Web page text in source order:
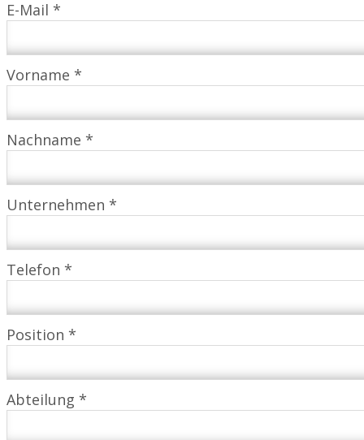
E-Mail *
Vorname *
Nachname *
Unternehmen *
Telefon *
Position *
Abteilung *